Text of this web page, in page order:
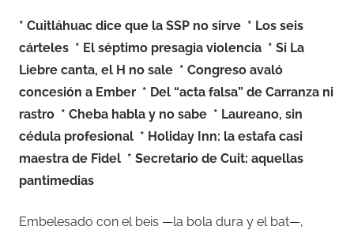
* Cuitláhuac dice que la SSP no sirve * Los seis
cárteles * El séptimo presagia violencia * Si La
Liebre canta, el H no sale * Congreso avaló
concesión a Ember * Del “acta falsa” de Carranza ni
rastro * Cheba habla y no sabe * Laureano, sin
cédula profesional * Holiday Inn: la estafa casi
maestra de Fidel * Secretario de Cuit: aquellas
pantimedias
Embelesado con el beis —la bola dura y el bat—,